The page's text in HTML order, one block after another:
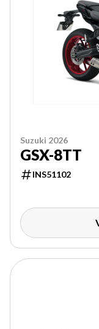
Suzuki 2026
GSX-8TT
INS51102